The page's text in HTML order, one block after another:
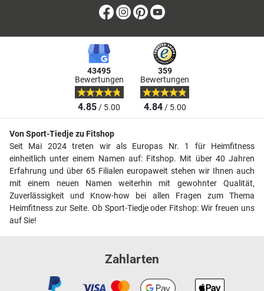
Facebook
Instagram
Pinterest
43495
Bewertungen
4.85/ 5.00
359
Bewertungen
4.84/ 5.00
Von Sport-Tiedje zu Fitshop
Seit Mai 2024 treten wir als Europas Nr. 1 für Heimfitness
einheitlich unter einem Namen auf: Fitshop. Mit über 40 Jahren
Erfahrung und über 65 Filialen europaweit stehen wir Ihnen auch
mit einem neuen Namen weiterhin mit gewohnter Qualität,
Zuverlässigkeit und Know-how bei allen Fragen zum Thema
Heimfitness zur Seite. Ob Sport-Tiedje oder Fitshop: Wir freuen uns
auf Sie!
Zahlarten